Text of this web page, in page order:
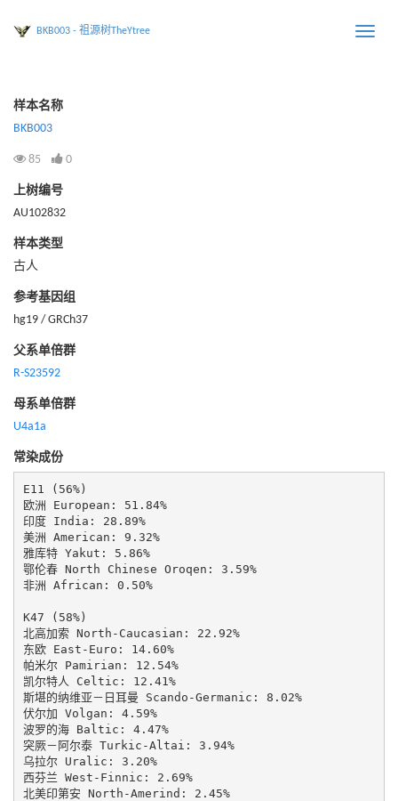
Toggle
BKB003 - 祖源树TheYtree
样本名称
BKB003
85 0
上树编号
AU102832
样本类型
古人
参考基因组
hg19 / GRCh37
父系单倍群
R-S23592
母系单倍群
U4a1a
常染成份
E11 (56%)
欧洲 European: 51.84%
印度 India: 28.89%
美洲 American: 9.32%
雅库特 Yakut: 5.86%
鄂伦春 North Chinese Oroqen: 3.59%
非洲 African: 0.50%
K47 (58%)
北高加索 North-Caucasian: 22.92%
东欧 East-Euro: 14.60%
帕米尔 Pamirian: 12.54%
凯尔特人 Celtic: 12.41%
斯堪的纳维亚－日耳曼 Scando-Germanic: 8.02%
伏尔加 Volgan: 4.59%
波罗的海 Baltic: 4.47%
突厥－阿尔泰 Turkic-Altai: 3.94%
乌拉尔 Uralic: 3.20%
西芬兰 West-Finnic: 2.69%
北美印第安 North-Amerind: 2.45%